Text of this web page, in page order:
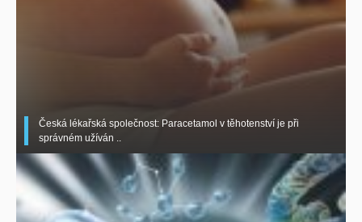
Česká lékařská společnost: Paracetamol v těhotenství je při
správném užíván ..